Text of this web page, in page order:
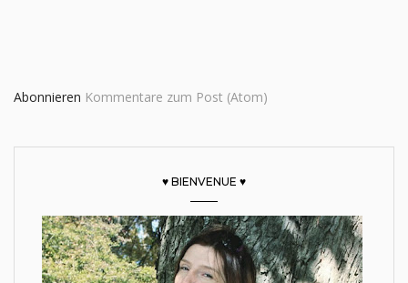
Abonnieren Kommentare zum Post (Atom)
♥ BIENVENUE ♥